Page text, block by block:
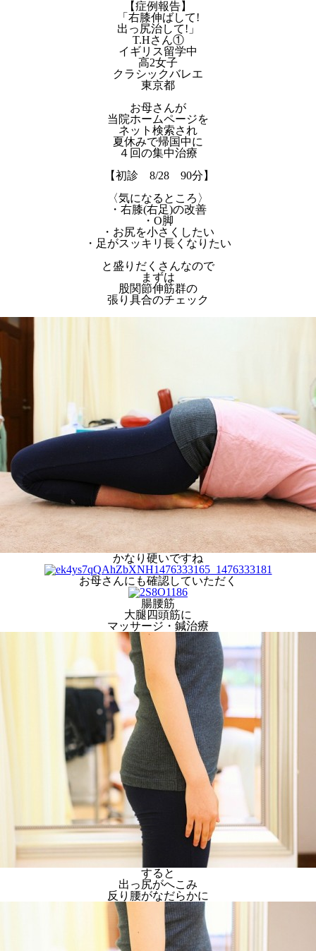
【症例報告】
「右膝伸ばして!
出っ尻治して!」
T.Hさん①
イギリス留学中
高2女子
クラシックバレエ
東京都
お母さんが
当院ホームページを
ネット検索され
夏休みで帰国中に
４回の集中治療
【初診 8/28 90分】
〈気になるところ〉
・右膝(右足)の改善
・O脚
・お尻を小さくしたい
・足がスッキリ長くなりたい
と盛りだくさんなので
まずは
股関節伸筋群の
張り具合のチェック
かなり硬いですね
お母さんにも確認していただく
腸腰筋
大腿四頭筋に
マッサージ・鍼治療
すると
出っ尻がへこみ
反り腰がなだらかに